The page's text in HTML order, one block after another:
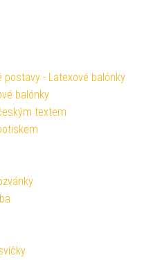
postavy - Latexové balónky
balónky
textem